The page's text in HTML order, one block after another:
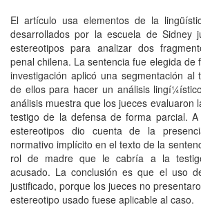
El artí­culo usa elementos de la
desarrollados por la escuela de Sidney
estereotipos para analizar dos
penal chilena. La sentencia fue elegida de
investigación aplicó una segmentación al
de ellos para hacer un análisis
análisis muestra que los jueces evaluaron
testigo de la defensa de forma parcial.
estereotipos dio cuenta de la
normativo implí­cito en el texto de la
rol de madre que le cabrí­a a la
acusado. La conclusión es que el uso
justificado, porque los jueces no
estereotipo usado fuese aplicable al caso.